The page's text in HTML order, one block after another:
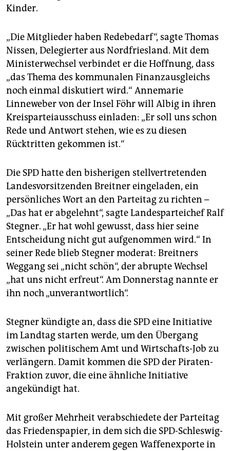
Kinder.
„Die Mitglieder haben Redebedarf“, sagte Thomas
Nissen, Delegierter aus Nordfriesland. Mit dem
Ministerwechsel verbindet er die Hoffnung, dass
„das Thema des kommunalen Finanzausgleichs
noch einmal diskutiert wird.“ Annemarie
Linneweber von der Insel Föhr will Albig in ihren
Kreisparteiausschuss einladen: „Er soll uns schon
Rede und Antwort stehen, wie es zu diesen
Rücktritten gekommen ist.“
Die SPD hatte den bisherigen stellvertretenden
Landesvorsitzenden Breitner eingeladen, ein
persönliches Wort an den Parteitag zu richten –
„Das hat er abgelehnt“, sagte Landesparteichef Ralf
Stegner. „Er hat wohl gewusst, dass hier seine
Entscheidung nicht gut aufgenommen wird.“ In
seiner Rede blieb Stegner moderat: Breitners
Weggang sei „nicht schön“, der abrupte Wechsel
„hat uns nicht erfreut“. Am Donnerstag nannte er
ihn noch „unverantwortlich“.
Stegner kündigte an, dass die SPD eine Initiative
im Landtag starten werde, um den Übergang
zwischen politischem Amt und Wirtschafts-Job zu
verlängern. Damit kommen die SPD der Piraten-
Fraktion zuvor, die eine ähnliche Initiative
angekündigt hat.
Mit großer Mehrheit verabschiedete der Parteitag
das Friedenspapier, in dem sich die SPD-Schleswig-
Holstein unter anderem gegen Waffenexporte in